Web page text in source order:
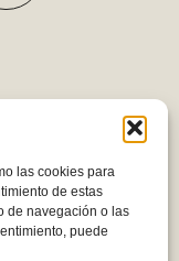
las cookies para
de estas
de navegación o las
puede